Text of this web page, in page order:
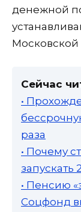
денежной
Московской
Сейчас
•
раза
• Почему
запускать
• Пенсию
Соцфонд